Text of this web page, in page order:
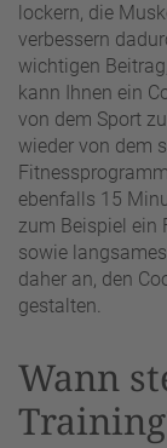
lockern, die
verbessern
wichtigen
kann Ihnen ein
von dem Sport
wieder von dem
ebenfalls 15
zum Beispiel ein
sowie
daher an, den
gestalten.
Wann